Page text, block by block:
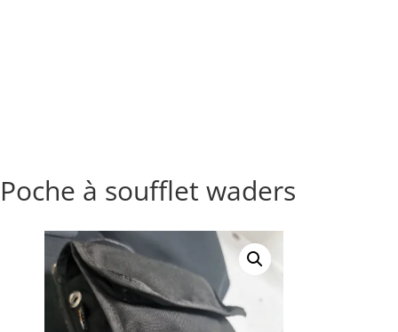
Poche à soufflet waders